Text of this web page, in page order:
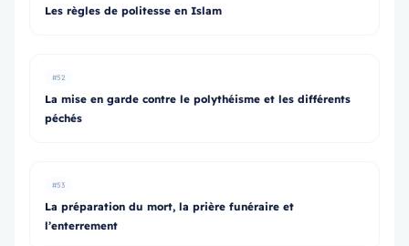
Les règles de politesse en Islam
#52
La mise en garde contre le polythéisme et les différents
péchés
#53
La préparation du mort, la prière funéraire et
l’enterrement